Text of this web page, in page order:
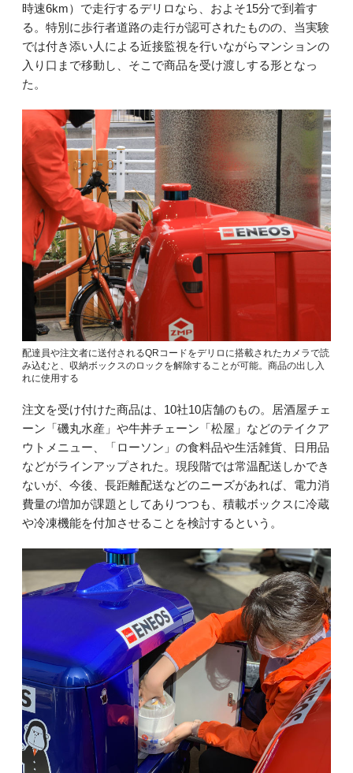
時速6km）で走行するデリロなら、およそ15分で到着す
る。特別に歩行者道路の走行が認可されたものの、当実験
では付き添い人による近接監視を行いながらマンションの
入り口まで移動し、そこで商品を受け渡しする形となっ
た。
配達員や注文者に送付されるQRコードをデリロに搭載されたカメラで読
み込むと、収納ボックスのロックを解除することが可能。商品の出し入
れに使用する
注文を受け付けた商品は、10社10店舗のもの。居酒屋チェ
ーン「磯丸水産」や牛丼チェーン「松屋」などのテイクア
ウトメニュー、「ローソン」の食料品や生活雑貨、日用品
などがラインアップされた。現段階では常温配送しかでき
ないが、今後、長距離配送などのニーズがあれば、電力消
費量の増加が課題としてありつつも、積載ボックスに冷蔵
や冷凍機能を付加させることを検討するという。